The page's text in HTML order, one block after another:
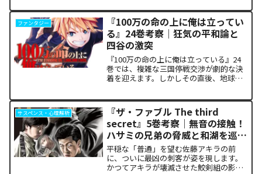
ど熱く焦がすのでしょうか。本記事で
は、13巻で明かされた驚愕...
ファンタジー
『100万の命の上に俺は立ってい
る』24巻考察｜狂気の平和論と
四谷の激突
『100万の命の上に俺は立っている』24
巻では、複雑な三国停戦交渉が劇的な決
着を迎えます。しかしその直後、地球を
ち塞がります。彼が主張する「狂気の平
和論」と四谷友助たち...
サスペンス・心理解析
『ザ・ファブル The third
secret』5巻考察｜無音の接触！
ハサミの兄弟の脅威と和湖を巡る
因縁の真相
平穏な「普通」を望む佐藤アキラの前
に、ついに最凶の刺客が姿を現します。
かつてアキラが壊滅させた鮫剣組の影に